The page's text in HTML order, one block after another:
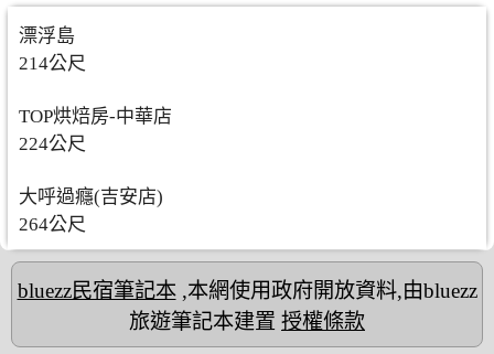
漂浮島
214公尺
TOP烘焙房-中華店
224公尺
大呼過癮(吉安店)
264公尺
bluezz民宿筆記本,本網使用政府開放資料,由bluezz
旅遊筆記本建置 授權條款